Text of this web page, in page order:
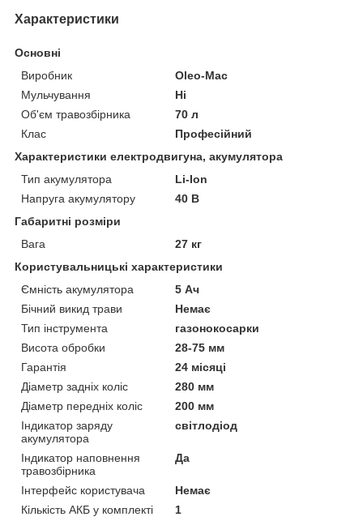
Характеристики
Основні
Виробник
Oleo-Mac
Мульчування
Ні
Об'єм травозбірника
70 л
Клас
Професійний
Характеристики електродвигуна, акумулятора
Тип акумулятора
Li-Ion
Напруга акумулятору
40 В
Габаритні розміри
Вага
27 кг
Користувальницькі характеристики
Ємність акумулятора
5 Ач
Бічний викид трави
Немає
Тип інструмента
газонокосарки
Висота обробки
28-75 мм
Гарантія
24 місяці
Діаметр задніх коліс
280 мм
Діаметр передніх коліс
200 мм
Індикатор заряду
акумулятора
світлодіод
Індикатор наповнення
травозбірника
Да
Інтерфейс користувача
Немає
Кількість АКБ у комплекті
1